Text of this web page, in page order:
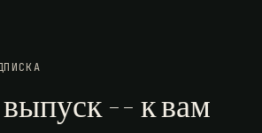
-- к вам